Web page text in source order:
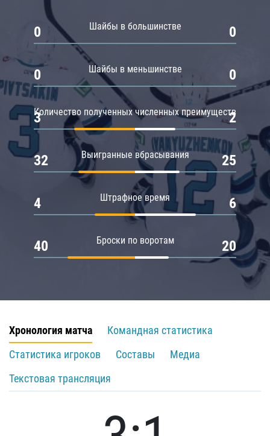
Шайбы в большинстве
0 0
Шайбы в меньшинстве
0 0
Количество полученных численных преимуществ
3 2
Выигранные вбрасывания
32 25
Штрафное время
4 6
Броски по воротам
40 20
Хронология матча
Командная статистика
Статистика игроков
Составы
Медиа
Текстовая трансляция